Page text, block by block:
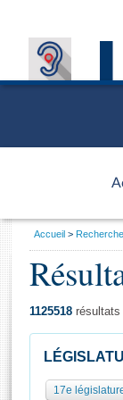
Vous
Accueil Recherche
1125518 résultats
17e